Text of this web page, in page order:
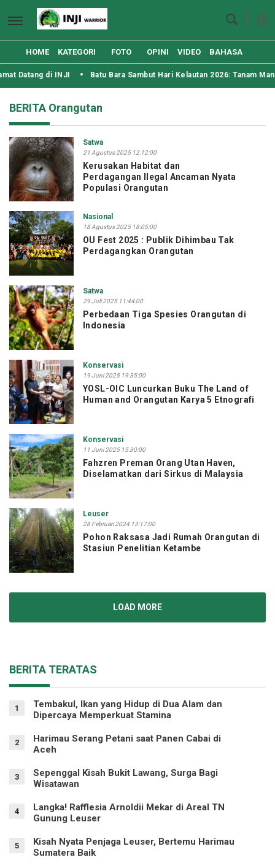
HOME KATEGORI FOTO OPINI VIDEO BAHASA
di INJI Batu Bara Sambut Hari Kelautan 2026: Tanam
BERITA Orangutan
Satwa
21 Agustus 2025 12:12:00
Kerusakan Habitat dan
Perdagangan Ilegal Ancaman Nyata
Populasi Orangutan
Nasional
18 Agustus 2025 18:05:00
OU Fest 2025 : Publik Dihimbau Tak
Perdagangkan Orangutan
Satwa
29 Juli 2025 11:44:00
Perbedaan Tiga Spesies Orangutan di
Indonesia
Konservasi
19 Juni 2025 19:35:00
YOSL-OIC Luncurkan Buku The Land of
Human and Orangutan Karya 5 Etnografi
Konservasi
11 Juni 2025 15:30:00
Fahzren Preman Orang Utan Haven,
Diselamatkan dari Sirkus di Malaysia
Leuser
28 Februari 2024 13:17:00
Pohon Raksasa Jadi Rumah Orangutan di
Stasiun Penelitian Ketambe
LOAD MORE
BERITA TERATAS
1
Tembakul, Ikan yang Hidup di Dua Alam dan
Dipercaya Memperkuat Stamina
2
Harimau Serang Petani saat Panen Cabai di
Aceh
3
Sepenggal Kisah Bukit Lawang, Surga Bagi
Wisatawan
4
Langka! Rafflesia Arnoldii Mekar di Areal TN
Gunung Leuser
5
Kisah Nyata Penjaga Leuser, Bertemu Harimau
Sumatera Baik